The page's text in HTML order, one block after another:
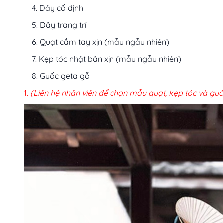
Dây cố định
Dây trang trí
Quạt cầm tay xịn (mẫu ngẫu nhiên)
Kẹp tóc nhật bản xịn (mẫu ngẫu nhiên)
Guốc geta gỗ
(Liên hệ nhân viên để chọn mẫu quạt, kẹp tóc và